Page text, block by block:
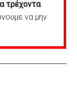
τρέχοντα
να μην